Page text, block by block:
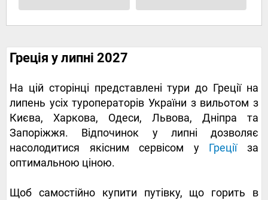
Греція у липні 2027
На цій сторінці представлені тури до Греції на
липень усіх туроператорів України з вильотом з
Києва, Харкова, Одеси, Львова, Дніпра та
Запоріжжя. Відпочинок у липні дозволяє
насолодитися якісним сервісом у Греціїза
оптимальною ціною.
Щоб самостійно купити путівку, що горить в